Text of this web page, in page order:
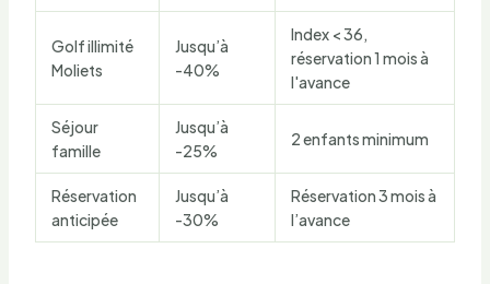
Golf illimité
Moliets
Jusqu’à
-40%
Index < 36,
réservation 1 mois à
l'avance
Séjour
famille
Jusqu’à
-25%
2 enfants minimum
Réservation
anticipée
Jusqu’à
-30%
Réservation 3 mois à
l’avance